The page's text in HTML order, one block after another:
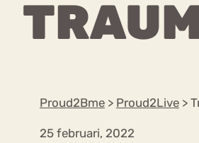
Proud2Bme > Proud2Live >
25 februari, 2022
Content
Over ons
Over proud2bme
Vacatures
Privacyverklaring